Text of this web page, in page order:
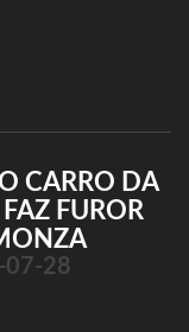
CARRO DA
FUROR
07-28